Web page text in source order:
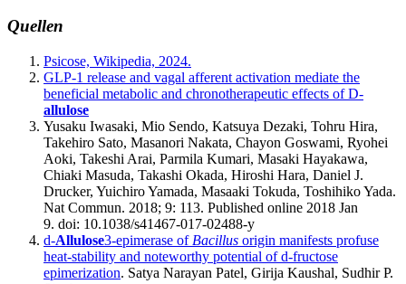
Quellen
Psicose, Wikipedia, 2024.
GLP-1 release and vagal afferent activation mediate the
beneficial metabolic and chronotherapeutic effects of D-
allulose
Yusaku Iwasaki, Mio Sendo, Katsuya Dezaki, Tohru Hira,
Takehiro Sato, Masanori Nakata, Chayon Goswami, Ryohei
Aoki, Takeshi Arai, Parmila Kumari, Masaki Hayakawa,
Chiaki Masuda, Takashi Okada, Hiroshi Hara, Daniel J.
Drucker, Yuichiro Yamada, Masaaki Tokuda, Toshihiko Yada.
Nat Commun. 2018; 9: 113. Published online 2018 Jan
9. doi: 10.1038/s41467-017-02488-y
d-Allulose3-epimerase of Bacillus origin manifests profuse
heat‐stability and noteworthy potential of d-fructose
epimerization. Satya Narayan Patel, Girija Kaushal, Sudhir P.